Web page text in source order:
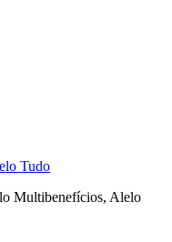
Tudo
Multibenefícios, Alelo